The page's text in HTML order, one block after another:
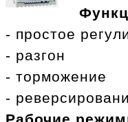
- простое
- разгон
- торможение
-